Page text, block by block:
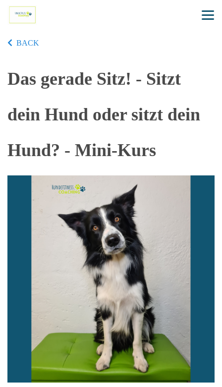
BACK
Das gerade Sitz! - Sitzt
dein Hund oder sitzt dein
Hund? - Mini-Kurs